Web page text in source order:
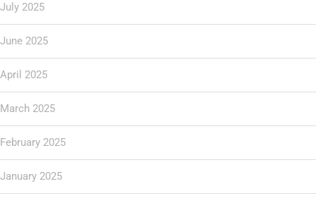
July 2025
June 2025
April 2025
March 2025
February 2025
January 2025